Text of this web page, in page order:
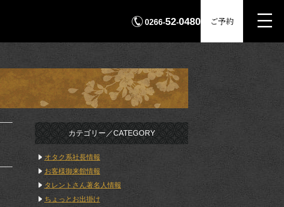
0266-52-0480 ご予約
カテゴリー／CATEGORY
オタク系社長情報
お客様御来館情報
タレントさん著名人情報
ちょっとお出掛け